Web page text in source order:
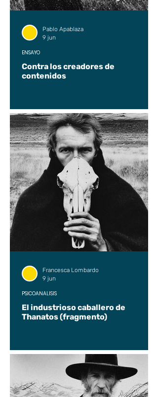
Contra los creadores de
contenidos
ENSAYO
Pablo Apablaza
9 jun
El industrioso caballero de
Thanatos (fragmento)
PSICOANÁLISIS
Francesca Lombardo
9 jun